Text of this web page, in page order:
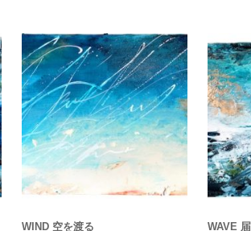
WIND 空を渡る WAVE